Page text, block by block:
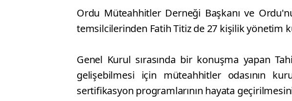
Ordu Müteahhitler Derneği Başkanı ve
temsilcilerinden Fatih Titiz de 27 kişilik yönetim
Genel Kurul sırasında bir konuşma yapan
gelişebilmesi için müteahhitler odasının
sertifikasyon programlarının hayata